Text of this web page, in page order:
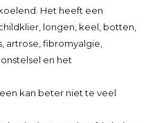
Het heeft een
longen, keel, botten,
artrose, fibromyalgie,
en het
kan beter niet te veel